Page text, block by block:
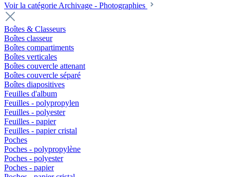
Voir la catégorie Archivage - Photographies
Boîtes & Classeurs
Boîtes classeur
Boîtes compartiments
Boîtes verticales
Boîtes couvercle attenant
Boîtes couvercle séparé
Boîtes diapositives
Feuilles d'album
Feuilles - polypropylen
Feuilles - polyester
Feuilles - papier
Feuilles - papier cristal
Poches
Poches - polypropylène
Poches - polyester
Poches - papier